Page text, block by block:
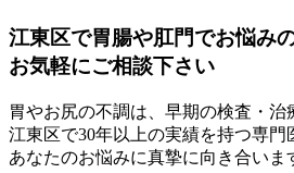
江東区で胃腸や肛門でお悩み
お気軽にご相談下さい
胃やお尻の不調は、早期の検査・治
江東区で30年以上の実績を持つ専門
あなたのお悩みに真摯に向き合いま